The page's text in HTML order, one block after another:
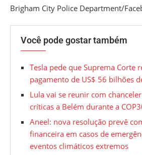
Brigham City Police Department/
Você pode gostar também
Tesla pede que Suprema Corte
pagamento de US$ 56 bilhões
Lula vai se reunir com
críticas a Belém durante a
Aneel: nova resolução prevê
financeira em casos de
eventos climáticos extremos